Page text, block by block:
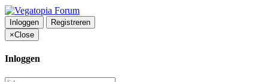
Inloggen
Registreren
×Close
Inloggen